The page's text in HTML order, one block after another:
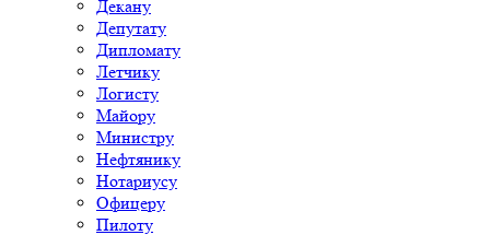
Декану
Депутату
Дипломату
Летчику
Логисту
Майору
Министру
Нефтянику
Нотариусу
Офицеру
Пилоту